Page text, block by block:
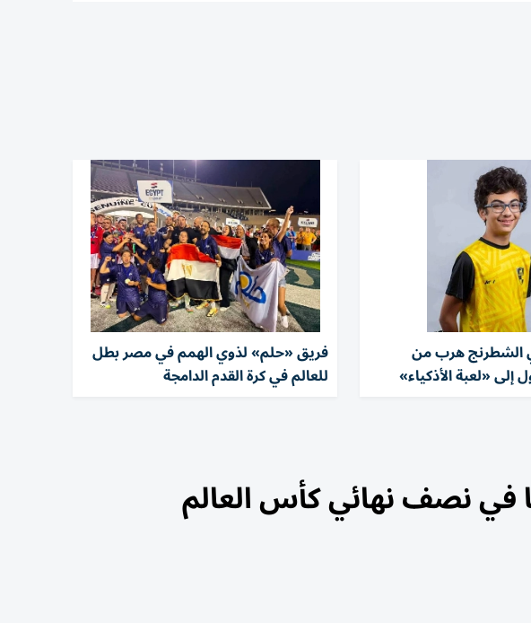
الشطرنج هرب من
إلى «لعبة الأذكياء»
فريق «حلم» لذوي الهمم في مصر بطل
للعالم في كرة القدم الدامجة
في نصف نهائي كأس العالم